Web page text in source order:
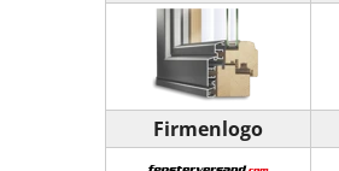
Firmenlogo